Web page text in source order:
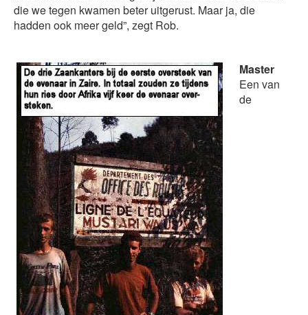
die we tegen kwamen beter uitgerust. Maar ja, die
hadden ook meer geld”, zegt Rob.
Master
Een van
de